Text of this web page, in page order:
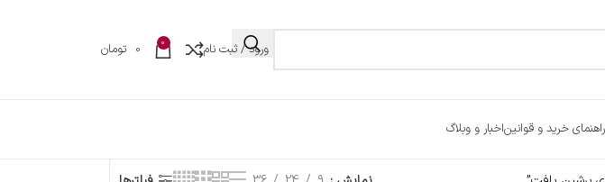
ورود / ثبت نام 0
0 تومان
راهنمای خرید و قوانیناخبار و وبلاگ